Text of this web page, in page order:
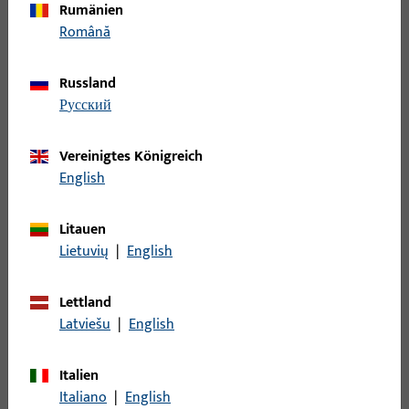
und Herunterladen.
Rumänien
Română
Russland
русский
Vereinigtes Königreich
English
Litauen
Lietuvių | English
Lettland
Latviešu | English
Italien
Italiano | English